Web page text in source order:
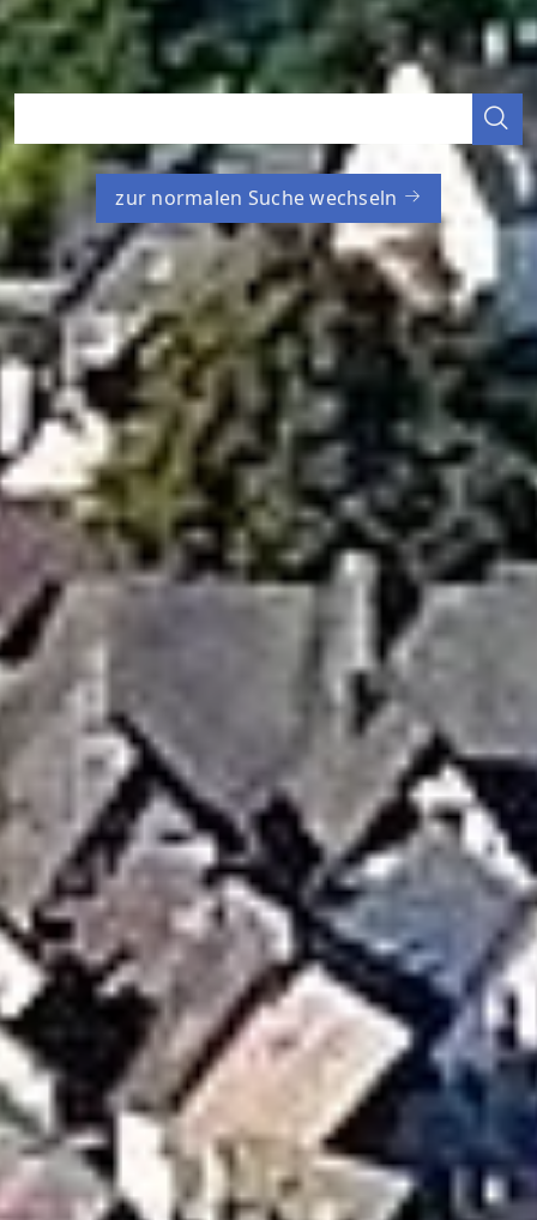
zur normalen Suche wechseln